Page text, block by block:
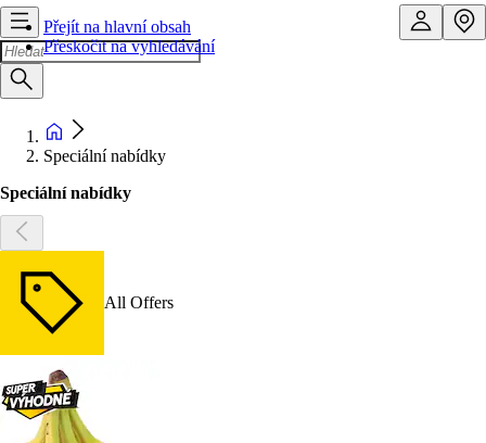
Přejít na hlavní obsah
Přeskočit na vyhledávání
Speciální nabídky
Speciální nabídky
All Offers